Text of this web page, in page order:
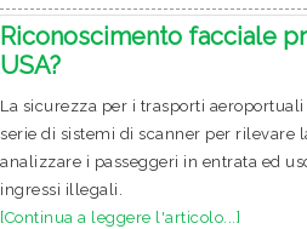
Riconoscimento facciale
USA?
La sicurezza per i trasporti
serie di sistemi di scanner per rilevare
analizzare i passeggeri in entrata ed
ingressi illegali.
[Continua a leggere l'articolo...]